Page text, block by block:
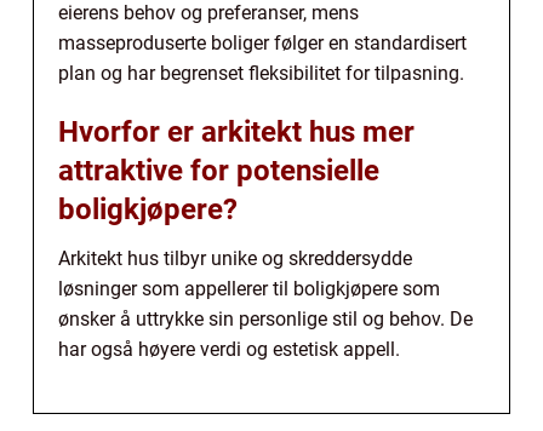
eierens behov og preferanser, mens
masseproduserte boliger følger en standardisert
plan og har begrenset fleksibilitet for tilpasning.
Hvorfor er arkitekt hus mer
attraktive for potensielle
boligkjøpere?
Arkitekt hus tilbyr unike og skreddersydde
løsninger som appellerer til boligkjøpere som
ønsker å uttrykke sin personlige stil og behov. De
har også høyere verdi og estetisk appell.